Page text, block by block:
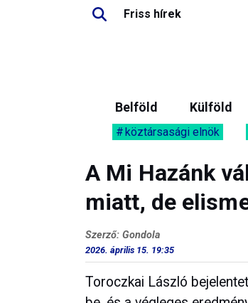
Friss hírek
Belföld Külföld
köztársasági elnök
A Mi Hazánk
miatt, de
Szerző: Gondola
2026. április 15. 19:35
Toroczkai László